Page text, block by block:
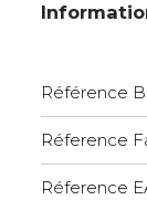
Référence
Réference
Réference